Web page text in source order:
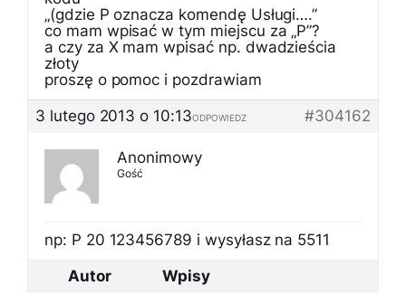
„(gdzie P oznacza komendę Usługi….”
co mam wpisać w tym miejscu za „P”?
a czy za X mam wpisać np. dwadzieścia
złoty
proszę o pomoc i pozdrawiam
3 lutego 2013 o 10:13
#304162
ODPOWIEDZ
Anonimowy
Gość
np: P 20 123456789 i wysyłasz na 5511
Autor
Wpisy